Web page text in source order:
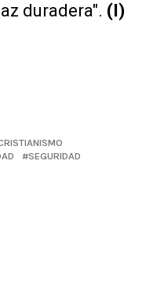
duradera". (I)
SEGURIDAD